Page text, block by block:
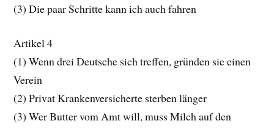
(3) Die paar Schritte kann ich auch fahren
Artikel 4
(1) Wenn drei Deutsche sich treffen, gründen sie einen
Verein
(2) Privat Krankenversicherte sterben länger
(3) Wer Butter vom Amt will, muss Milch auf den